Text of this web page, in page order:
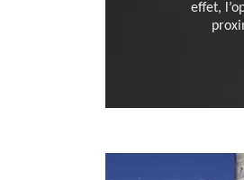
effet,